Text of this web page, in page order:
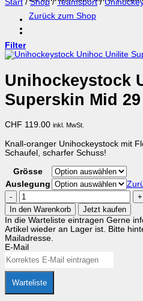
Zurück zum Shop
Start / Shop / Teamsport /
Filter
Unihockeystock
Superskin Mid 29
CHF 119.00 inkl. MwSt.
Knall-oranger Unihockeystock mit
Schaufel, scharfer Schuss!
Grösse
Auslegung
Unihockeystock
Unihoc
Unilite
Superskin
Mid
29
Menge
In den Warenkorb
Jetzt kaufen
In die Warteliste eintragen Gerne
Artikel wieder an Lager ist. Bitte
Mailadresse.
E-Mail
Warteliste